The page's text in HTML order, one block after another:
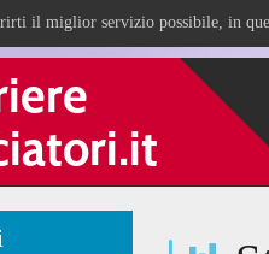
il miglior servizio possibile, in